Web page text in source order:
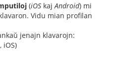
(iOS kaj Android) mi
Vidu mian profilan
jenajn klavarojn:
iOS)